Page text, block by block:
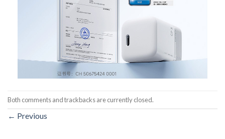
Both comments and trackbacks are currently closed.
← Previous